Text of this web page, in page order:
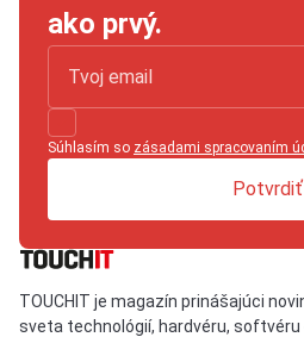
ako prvý.
Súhlasím so zásadami spracovaním
Potvrdiť
TOUCHIT je magazín prinášajúci
sveta technológií, hardvéru, softvéru